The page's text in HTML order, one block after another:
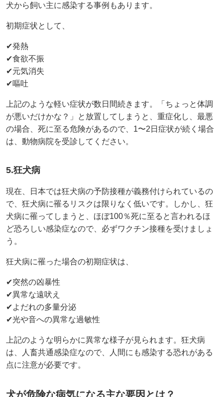
犬から飼い主に感染する事例もあります。
初期症状として、
✔発熱
✔食欲不振
✔元気消失
✔嘔吐
上記のような軽い症状が数日間続きます。「ちょっと体調
が悪いだけかな？」と放置してしまうと、重症化し、最悪
の場合、死に至る危険があるので、1〜2日症状が続く場合
は、動物病院を受診してください。
5.狂犬病
現在、日本では狂犬病の予防接種が義務付けられているの
で、狂犬病に罹るリスクは限りなく低いです。しかし、狂
犬病に罹ってしまうと、ほぼ100％死に至ると言われるほ
ど恐ろしい感染症なので、必ずワクチン接種を受けましょ
う。
狂犬病に罹った場合の初期症状は、
✔突然の凶暴性
✔異常な遠吠え
✔よだれの多量分泌
✔光や音への異常な過敏性
上記のような明らかに異常な様子が見られます。狂犬病
は、人畜共通感染症なので、人間にも感染する恐れがある
点に注意が必要です。
犬が危険な病気になる主な要因とは？